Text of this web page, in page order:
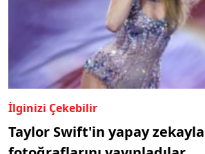
İlginizi Çekebilir
Taylor Swift'in yapay